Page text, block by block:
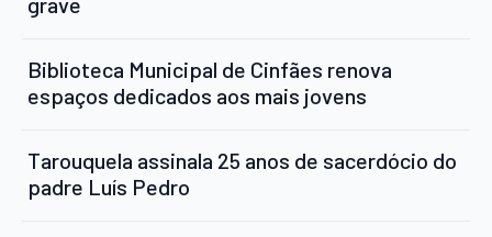
Biblioteca Municipal de Cinfães renova
espaços dedicados aos mais jovens
Tarouquela assinala 25 anos de sacerdócio do
padre Luís Pedro